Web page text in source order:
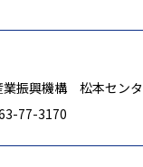
業振興機構 松本セン
77-3170